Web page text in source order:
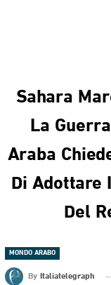
Sahara
La
Araba
Di Adottare
Del
MONDO ARABO
By Italiatelegraph